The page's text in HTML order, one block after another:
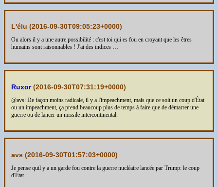
L'élu (2016-09-30T09:05:23+0000)
Ou alors il y a une autre possibilité : c'est toi qui es fou en croyant que les êtres
humains sont raisonnables ! J'ai des indices …
Ruxor(2016-09-30T07:31:19+0000)
@avs: De façon moins radicale, il y a l'impeachment, mais que ce soit un coup d'État
ou un impeachment, ça prend beaucoup plus de temps à faire que de démarrer une
guerre ou de lancer un missile intercontinental.
avs (2016-09-30T01:57:03+0000)
Je pense quil y a un garde fou contre la guerre nucléaire lancée par Trump: le coup
d'État.